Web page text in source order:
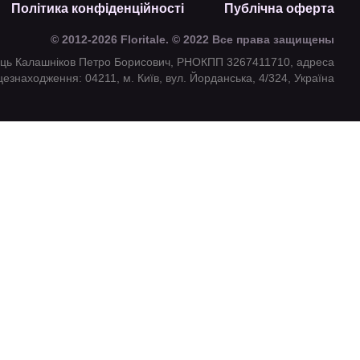
Політика конфіденційності Публічна оферта
© 2012-2026 Floritale. © 2022 Все права защищены
Калашніков Петро Борисович, РНОКПП 3267411710, адреса
04211, м. Київ, вул. Йорданська, 4/324, Україна